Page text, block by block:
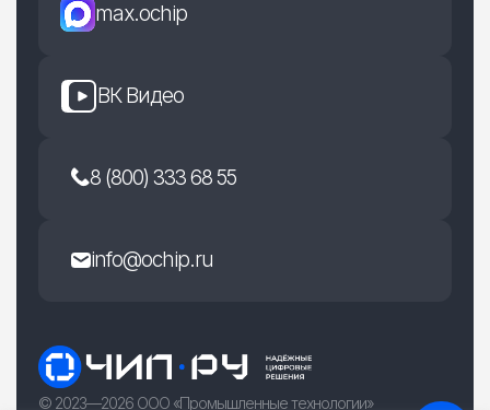
max.ochip
ВК Видео
8 (800) 333 68 55
info@ochip.ru
© 2023—2026 ООО «Промышленные технологии»